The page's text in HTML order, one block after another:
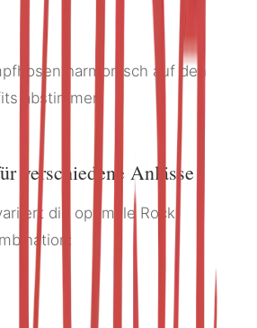
harmonisch auf den
abstimmen
verschiedene Anlässe
die optimale Rock